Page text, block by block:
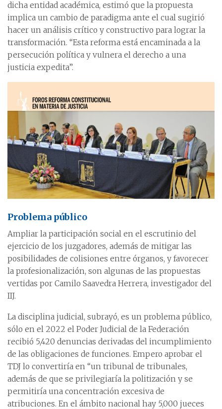
dicha entidad académica, estimó que la propuesta
implica un cambio de paradigma ante el cual sugirió
hacer un análisis crítico y constructivo para lograr la
transformación. “Esta reforma está encaminada a la
persecución política y vulnera el derecho a una
justicia expedita”.
Problema público
Ampliar la participación social en el escrutinio del
ejercicio de los juzgadores, además de mitigar las
posibilidades de colisiones entre órganos, y favorecer
la profesionalización, son algunas de las propuestas
vertidas por Camilo Saavedra Herrera, investigador del
IIJ.
La disciplina judicial, subrayó, es un problema público,
sólo en el 2022 el Poder Judicial de la Federación
recibió 5,420 denuncias derivadas del incumplimiento
de las obligaciones de funciones. Empero aprobar el
TDJ lo convertiría en “un tribunal de tribunales,
además de que se privilegiaría la politización y se
permitiría una concentración excesiva de
atribuciones. En el ámbito nacional hay 5,000 jueces